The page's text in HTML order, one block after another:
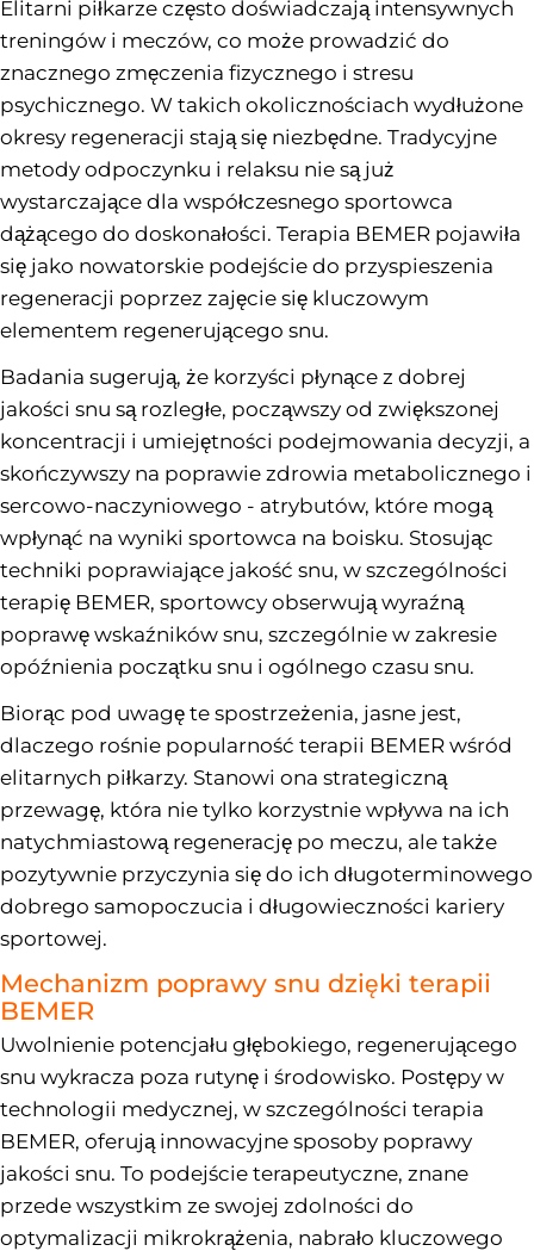
Elitarni piłkarze często doświadczają intensywnych
treningów i meczów, co może prowadzić do
znacznego zmęczenia fizycznego i stresu
psychicznego. W takich okolicznościach wydłużone
okresy regeneracji stają się niezbędne. Tradycyjne
metody odpoczynku i relaksu nie są już
wystarczające dla współczesnego sportowca
dążącego do doskonałości. Terapia BEMER pojawiła
się jako nowatorskie podejście do przyspieszenia
regeneracji poprzez zajęcie się kluczowym
elementem regenerującego snu.
Badania sugerują, że korzyści płynące z dobrej
jakości snu są rozległe, począwszy od zwiększonej
koncentracji i umiejętności podejmowania decyzji, a
skończywszy na poprawie zdrowia metabolicznego i
sercowo-naczyniowego - atrybutów, które mogą
wpłynąć na wyniki sportowca na boisku. Stosując
techniki poprawiające jakość snu, w szczególności
terapię BEMER, sportowcy obserwują wyraźną
poprawę wskaźników snu, szczególnie w zakresie
opóźnienia początku snu i ogólnego czasu snu.
Biorąc pod uwagę te spostrzeżenia, jasne jest,
dlaczego rośnie popularność terapii BEMER wśród
elitarnych piłkarzy. Stanowi ona strategiczną
przewagę, która nie tylko korzystnie wpływa na ich
natychmiastową regenerację po meczu, ale także
pozytywnie przyczynia się do ich długoterminowego
dobrego samopoczucia i długowieczności kariery
sportowej.
Mechanizm poprawy snu dzięki terapii
BEMER
Uwolnienie potencjału głębokiego, regenerującego
snu wykracza poza rutynę i środowisko. Postępy w
technologii medycznej, w szczególności terapia
BEMER, oferują innowacyjne sposoby poprawy
jakości snu. To podejście terapeutyczne, znane
przede wszystkim ze swojej zdolności do
optymalizacji mikrokrążenia, nabrało kluczowego